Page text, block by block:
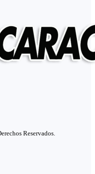
Reservados.